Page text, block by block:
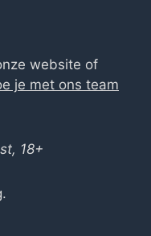
website of
je met ons team
18+
.